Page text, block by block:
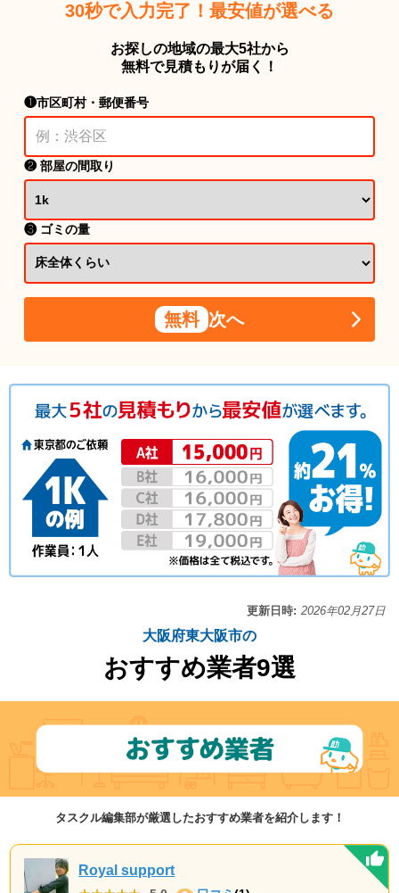
30秒で入力完了！最安値が選べる
お探しの地域の最大5社から
無料で見積もりが届く！
❶市区町村・郵便番号
❷ 部屋の間取り
❸ ゴミの量
無料 次へ
更新日時: 2026年02月27日
大阪府東大阪市の
おすすめ業者9選
タスクル編集部が厳選したおすすめ業者を紹介します！
Royal support